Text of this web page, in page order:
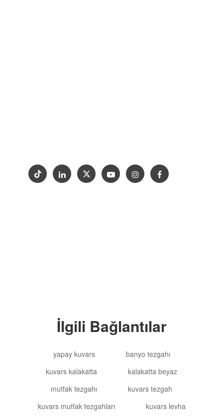
İlgili Bağlantılar
yapay kuvars
banyo tezgahı
kuvars kalakatta
kalakatta beyaz
mutfak tezgahı
kuvars tezgah
kuvars mutfak tezgahları
kuvars levha